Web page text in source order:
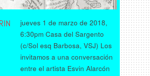
jueves 1 de marzo de 2018,
6:30pm Casa del Sargento
(c/Sol esq Barbosa, VSJ) Los
invitamos a una conversación
entre el artista Esvin Alarcón